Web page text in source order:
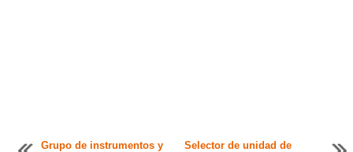
Grupo de instrumentos y
Selector de unidad de